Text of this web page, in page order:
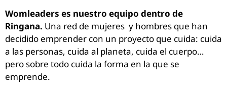
Womleaders es nuestro equipo dentro de
Ringana. Una red de mujeres y hombres que han
decidido emprender con un proyecto que cuida: cuida
a las personas, cuida al planeta, cuida el cuerpo…
pero sobre todo cuida la forma en la que se
emprende.